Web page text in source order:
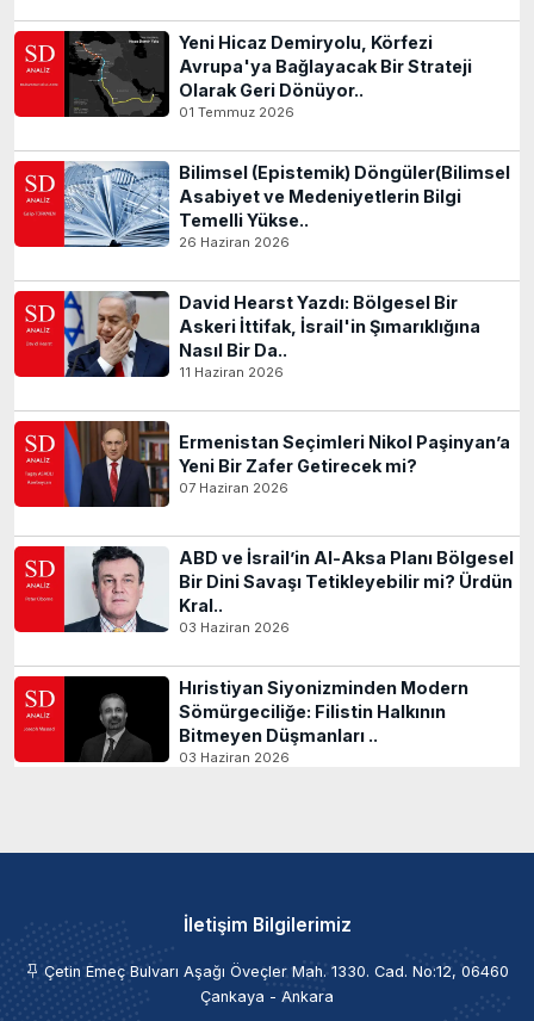
Yeni Hicaz Demiryolu, Körfezi
Avrupa'ya Bağlayacak Bir Strateji
Olarak Geri Dönüyor..
01 Temmuz 2026
Bilimsel (Epistemik) Döngüler(Bilimsel
Asabiyet ve Medeniyetlerin Bilgi
Temelli Yükse..
26 Haziran 2026
David Hearst Yazdı: Bölgesel Bir
Askeri İttifak, İsrail'in Şımarıklığına
Nasıl Bir Da..
11 Haziran 2026
Ermenistan Seçimleri Nikol Paşinyan’a
Yeni Bir Zafer Getirecek mi?
07 Haziran 2026
ABD ve İsrail’in Al-Aksa Planı Bölgesel
Bir Dini Savaşı Tetikleyebilir mi? Ürdün
Kral..
03 Haziran 2026
Hıristiyan Siyonizminden Modern
Sömürgeciliğe: Filistin Halkının
Bitmeyen Düşmanları ..
03 Haziran 2026
İletişim Bilgilerimiz
Çetin Emeç Bulvarı Aşağı Öveçler Mah. 1330. Cad. No:12, 06460
Çankaya - Ankara